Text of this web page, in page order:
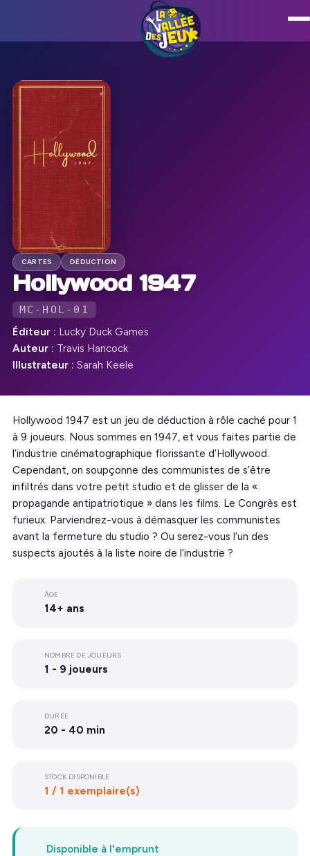
CARTES DÉDUCTION
Hollywood 1947
MC-HOL-01
Éditeur : Lucky Duck Games
Auteur : Travis Hancock
Illustrateur : Sarah Keele
Hollywood 1947 est un jeu de déduction à rôle caché pour 1
à 9 joueurs. Nous sommes en 1947, et vous faites partie de
l’industrie cinématographique florissante d’Hollywood.
Cependant, on soupçonne des communistes de s’être
infiltrés dans votre petit studio et de glisser de la «
propagande antipatriotique » dans les films. Le Congrès est
furieux. Parviendrez-vous à démasquer les communistes
avant la fermeture du studio ? Ou serez-vous l’un des
suspects ajoutés à la liste noire de l’industrie ?
ÂGE
14+ ans
NOMBRE DE JOUEURS
1 - 9 joueurs
DURÉE
20 - 40 min
STOCK DISPONIBLE
1 / 1 exemplaire(s)
Disponible à l'emprunt